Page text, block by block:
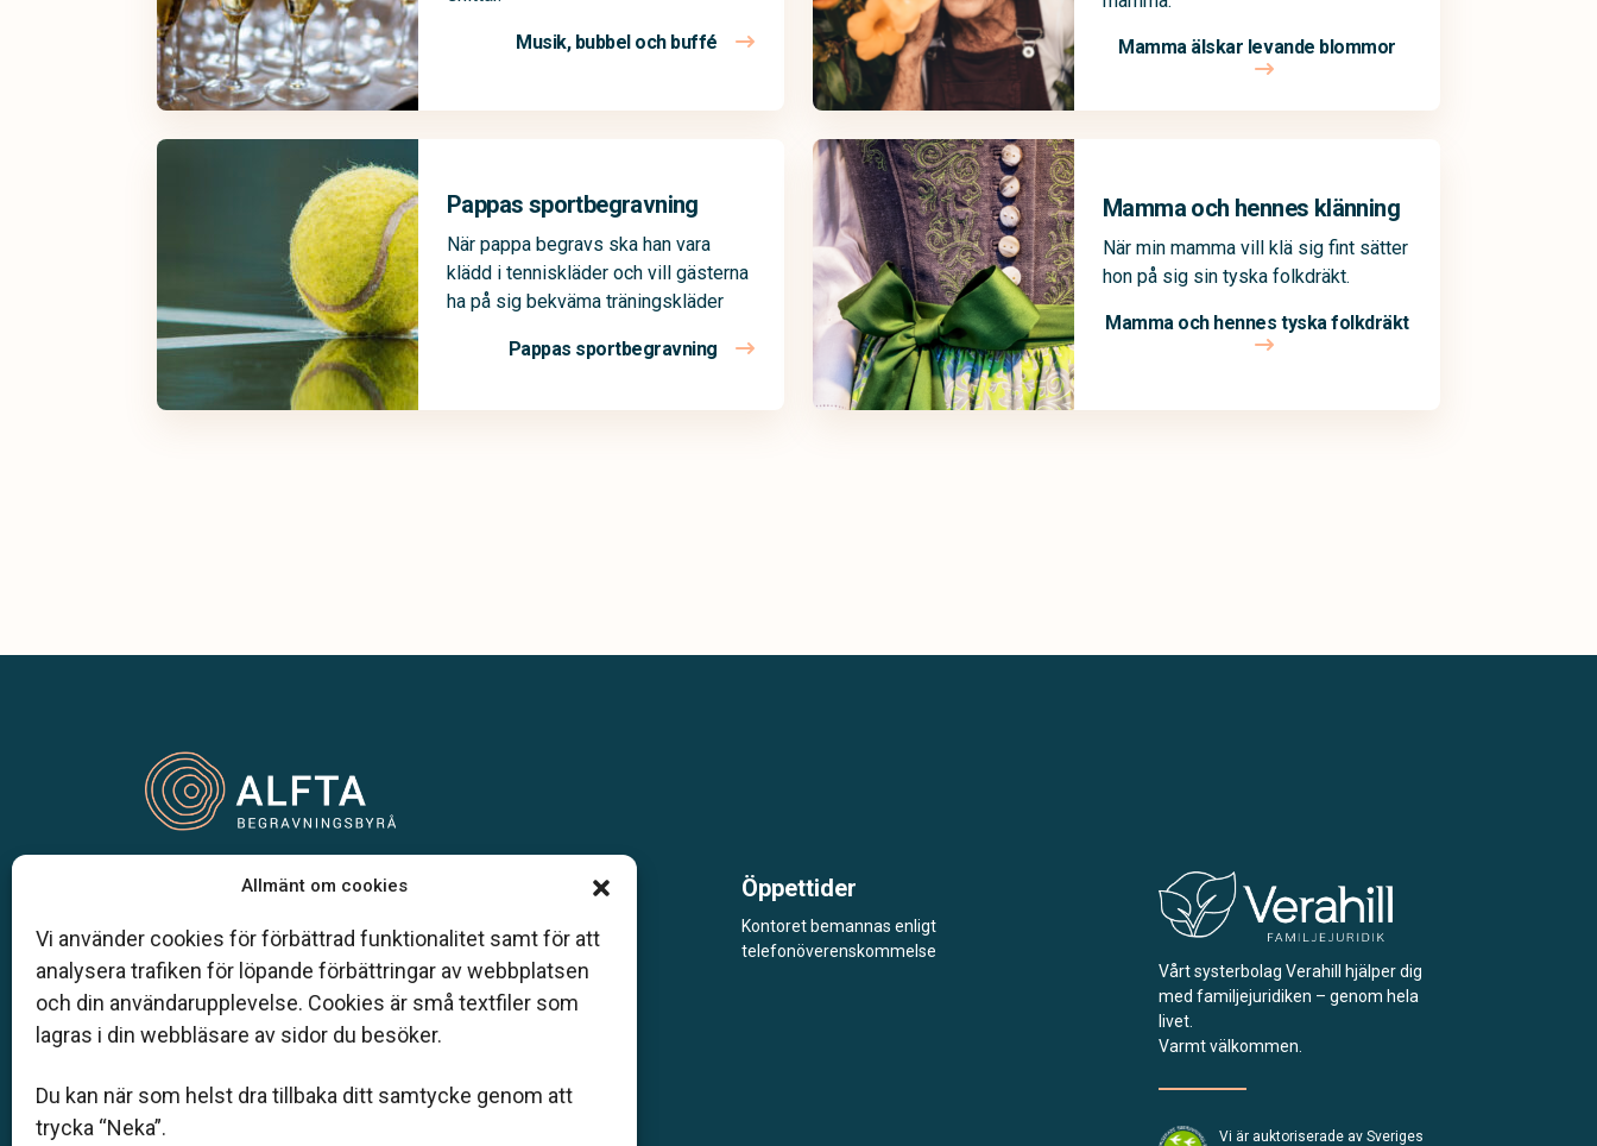
Allmänt om cookies
Vi använder cookies för förbättrad funktionalitet samt för att
analysera trafiken för löpande förbättringar av webbplatsen
och din användarupplevelse. Cookies är små textfiler som
lagras i din webbläsare av sidor du besöker.
Du kan när som helst dra tillbaka ditt samtycke genom att
trycka “Neka”.
Musik, bubbel och buffé Mamma älskar levande blommor
Pappas sportbegravning
När pappa begravs ska han vara
klädd i tenniskläder och vill gästerna
ha på sig bekväma träningskläder
Pappas sportbegravning
Mamma och hennes klänning
När min mamma vill klä sig fint sätter
hon på sig sin tyska folkdräkt.
Mamma och hennes tyska folkdräkt
Vår begravningsbyrå är en del av Klarahill.
auktoriserade inom Sveriges begravningsbyråers
förbund (SBF). Det personliga är centralt för oss, både
när det gäller bemötande och när vi utformar
skräddarsydda personliga begravningar.
info@helsingebegravningar.se
Öppettider
Kontoret bemannas enligt
telefonöverenskommelse
Vårt systerbolag Verahill hjälper dig
med familjejuridiken – genom hela
livet.
Varmt välkommen.
Vi är auktoriserade av Sveriges